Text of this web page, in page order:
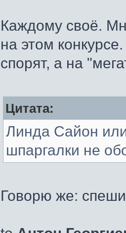
Каждому своё.
на этом
спорят, а на
Цитата:
Линда Сайон
шпаргалки не
Говорю же: